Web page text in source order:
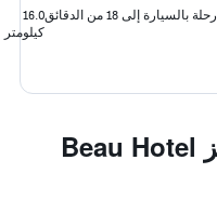
رحلة بالسيارة إلى 18 من الدقائق
16.0
كيلومتر
الأسئلة الشائعة عند حجز Beau Hotel